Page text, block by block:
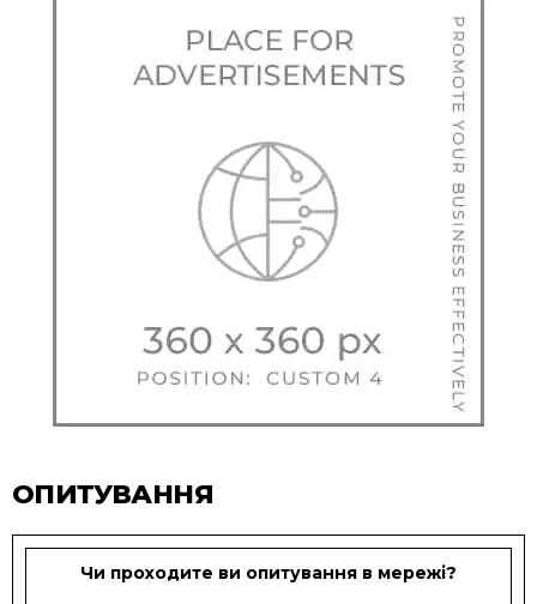
ОПИТУВАННЯ
Чи проходите ви опитування в мережі?